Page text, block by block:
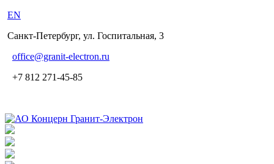
EN
Санкт-Петербург, ул. Госпитальная, 3
office@granit-electron.ru
+7 812 271-45-85